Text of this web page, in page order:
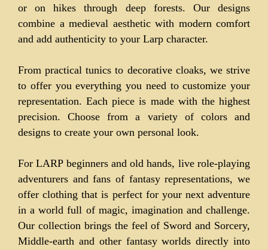
or on hikes through deep forests. Our designs
combine a medieval aesthetic with modern comfort
and add authenticity to your Larp character.
From practical tunics to decorative cloaks, we strive
to offer you everything you need to customize your
representation. Each piece is made with the highest
precision. Choose from a variety of colors and
designs to create your own personal look.
For LARP beginners and old hands, live role-playing
adventurers and fans of fantasy representations, we
offer clothing that is perfect for your next adventure
in a world full of magic, imagination and challenge.
Our collection brings the feel of Sword and Sorcery,
Middle-earth and other fantasy worlds directly into